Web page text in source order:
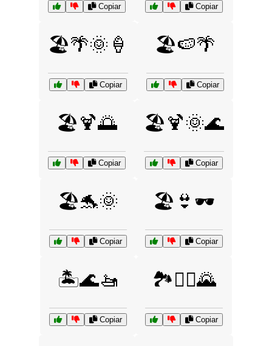
Copiar Copiar
🏖️🌴🌞🍦
Copiar
🏖️🍉🌴
Copiar
🏖️🍹🌅
Copiar
🏖️🍹🌞🌊
Copiar
🏖️🐬🌞
Copiar
🏖️👙🕶️
Copiar
🏝️🌊🚤
Copiar
🏞️🚴‍♀️🌄
Copiar